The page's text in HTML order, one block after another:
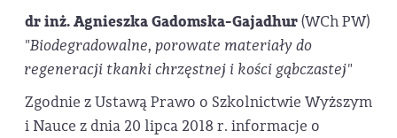
dr inż. Agnieszka Gadomska-Gajadhur(WCh PW)
"Biodegradowalne, porowate materiały do
regeneracji tkanki chrzęstnej i kości gąbczastej"
Zgodnie z Ustawą Prawo o Szkolnictwie Wyższym
i Nauce z dnia 20 lipca 2018 r. informacje o